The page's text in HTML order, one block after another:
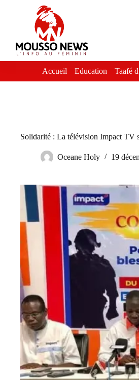
Accueil Education Taafé
Solidarité : La télévision Impact TV
Oceane Holy 19